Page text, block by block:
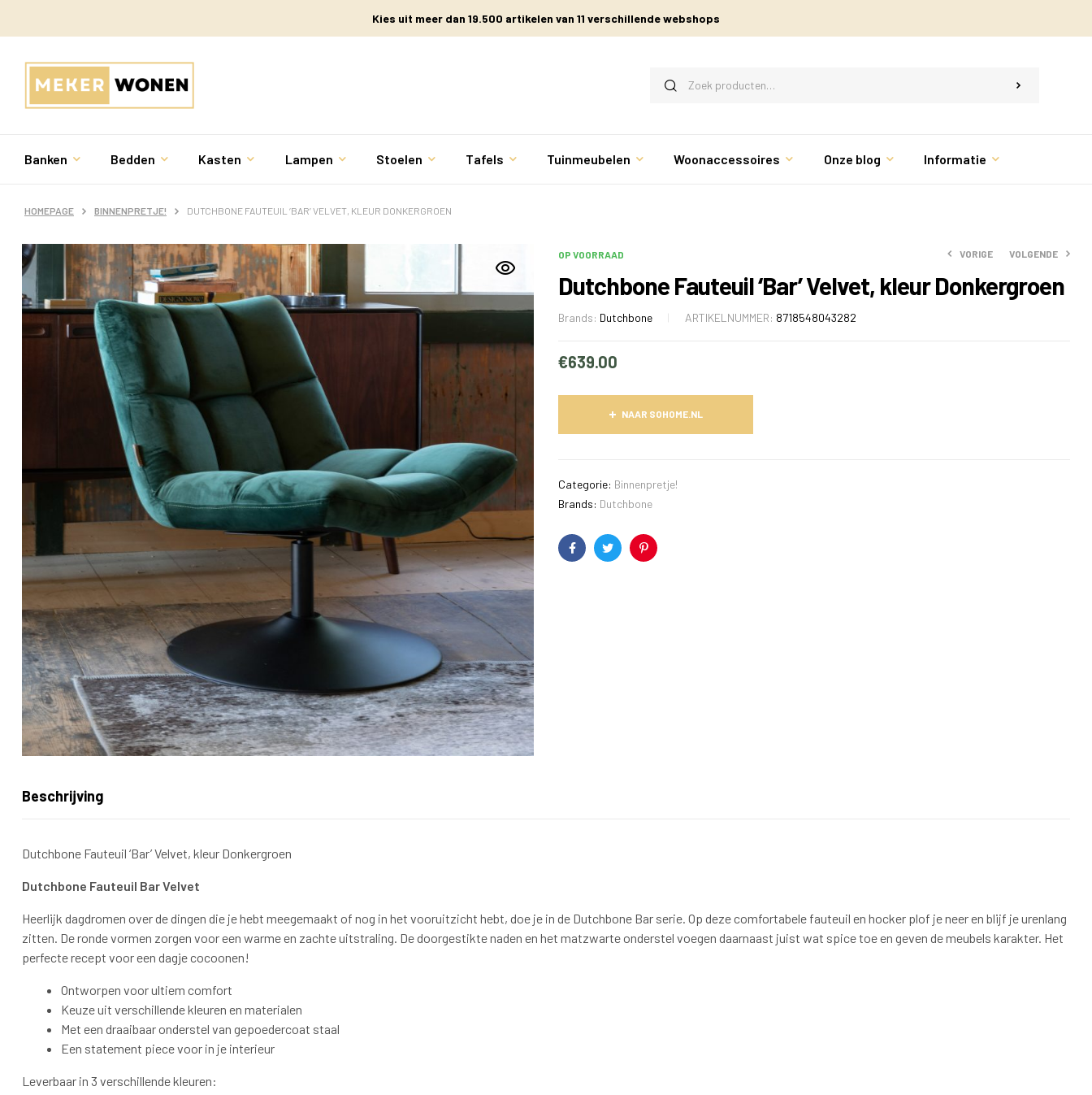
Kies uit meer dan 19.500 artikelen van 11 verschillende webshops
Banken Bedden Kasten Lampen Stoelen Tafels Tuinmeubelen Woonaccessoires Onze blog Informatie
HOMEPAGE BINNENPRETJE! DUTCHBONE FAUTEUIL ‘BAR’ VELVET, KLEUR DONKERGROEN
OP VOORRAAD VORIGE VOLGENDE
Dutchbone Fauteuil ‘Bar’ Velvet, kleur Donkergroen
Brands: Dutchbone ARTIKELNUMMER: 8718548043282
€639.00
NAAR SOHOME.NL
Categorie: Binnenpretje!
Brands: Dutchbone
FacebookTwitterPinterest
Beschrijving
Dutchbone Fauteuil ‘Bar’ Velvet, kleur Donkergroen
Dutchbone Fauteuil Bar Velvet
Heerlijk dagdromen over de dingen die je hebt meegemaakt of nog in het vooruitzicht hebt, doe je in de Dutchbone Bar serie. Op deze comfortabele fauteuil en hocker plof je neer en blijf je urenlang
zitten. De ronde vormen zorgen voor een warme en zachte uitstraling. De doorgestikte naden en het matzwarte onderstel voegen daarnaast juist wat spice toe en geven de meubels karakter. Het
perfecte recept voor een dagje cocoonen!
Ontworpen voor ultiem comfort
Keuze uit verschillende kleuren en materialen
Met een draaibaar onderstel van gepoedercoat staal
Een statement piece voor in je interieur
Leverbaar in 3 verschillende kleuren: